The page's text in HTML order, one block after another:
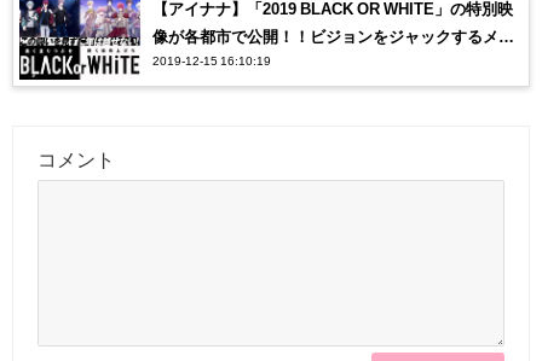
【アイナナ】「2019 BLACK OR WHITE」の特別映
像が各都市で公開！！ビジョンをジャックするメン
バーに注目！
2019-12-15 16:10:19
コメント